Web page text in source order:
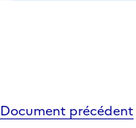
Document précédent